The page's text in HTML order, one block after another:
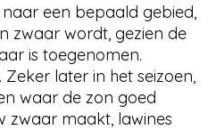
een bepaald gebied,
zwaar wordt, gezien de
is toegenomen.
later in het seizoen,
waar de zon goed
zwaar maakt, lawines